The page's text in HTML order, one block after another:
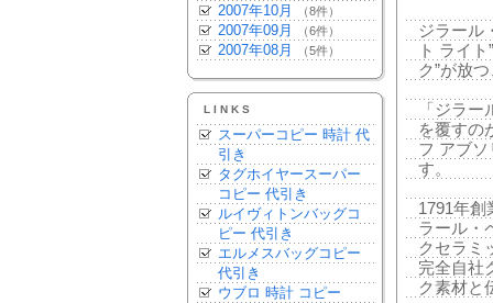
ジラール
ト ライ
ク”が放
「ジラ
を覆すの
フ アブ
す。
1791年創
ラール・
クセラミ
完全自社
ク素材と
2007年10月 （8件）
2007年09月 （6件）
2007年08月 （5件）
LINKS
スーパーコピー 時計 代
引き
タグホイヤースーパー
コピー 代引き
ルイヴィトンバッグコ
ピー 代引き
エルメスバッグコピー
代引き
ウブロ 時計 コピー